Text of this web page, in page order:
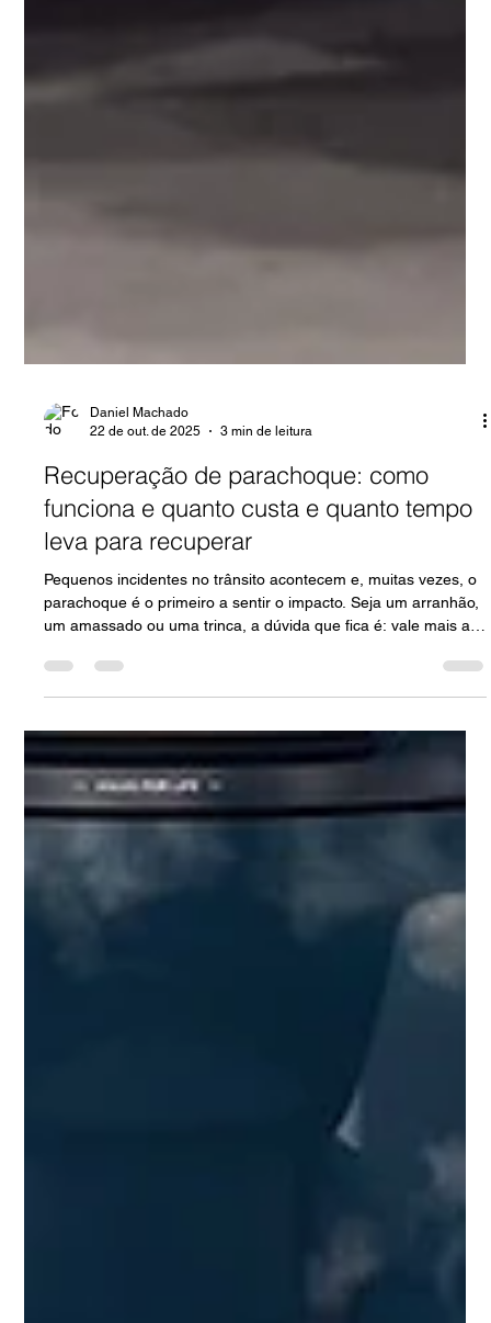
22 de out. de 2025
3 min de leitura
Recuperação de parachoque: como
funciona e quanto custa e quanto tempo
leva para recuperar
Pequenos incidentes no trânsito acontecem e, muitas vezes, o
parachoque é o primeiro a sentir o impacto. Seja um arranhão,
um amassado ou uma trinca, a dúvida que fica é: vale mais a
premium, entendemos a importância de cada detalhe no seu
carro. Por isso, preparamos este artigo para te ajudar a tomar
a melhor decisão. A Função do Parachoque Vai Além da
Estética